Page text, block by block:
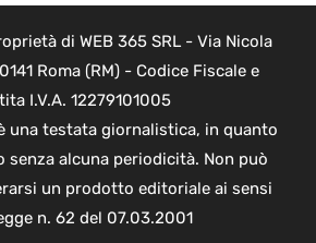
di WEB 365 SRL - Via Nicola
Roma (RM) - Codice Fiscale e
I.V.A. 12279101005
una testata giornalistica, in quanto
senza alcuna periodicità. Non può
un prodotto editoriale ai sensi
n. 62 del 07.03.2001